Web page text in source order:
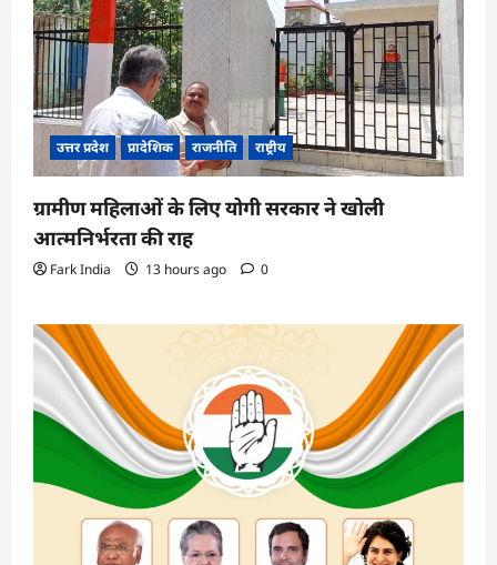
उत्तर प्रदेश प्रादेशिक राजनीति राष्ट्रीय
ग्रामीण महिलाओं के लिए योगी सरकार ने खोली
आत्मनिर्भरता की राह
Fark India 13 hours ago 0